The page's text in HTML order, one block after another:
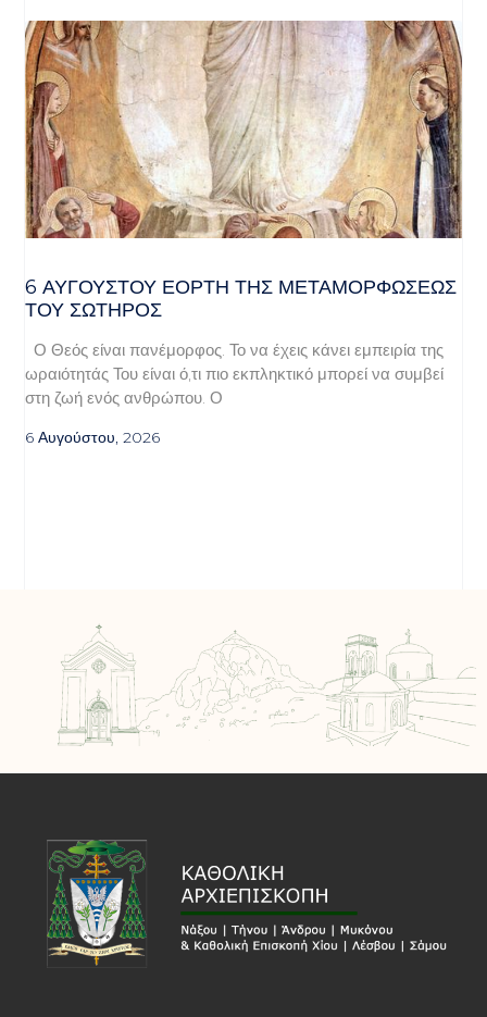
6 ΑΥΓΟΥΣΤΟΥ ΕΟΡΤΗ ΤΗΣ ΜΕΤΑΜΟΡΦΩΣΕΩΣ
ΤΟΥ ΣΩΤΗΡΟΣ
Ο Θεός είναι πανέμορφος. Το να έχεις κάνει εμπειρία της
ωραιότητάς Του είναι ό,τι πιο εκπληκτικό μπορεί να συμβεί
στη ζωή ενός ανθρώπου. Ο
6 Αυγούστου, 2026